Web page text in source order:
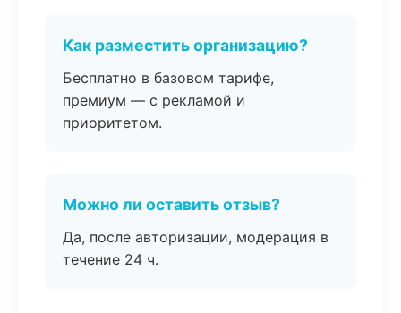
Как разместить организацию?
Бесплатно в базовом тарифе,
премиум — с рекламой и
приоритетом.
Можно ли оставить отзыв?
Да, после авторизации, модерация в
течение 24 ч.